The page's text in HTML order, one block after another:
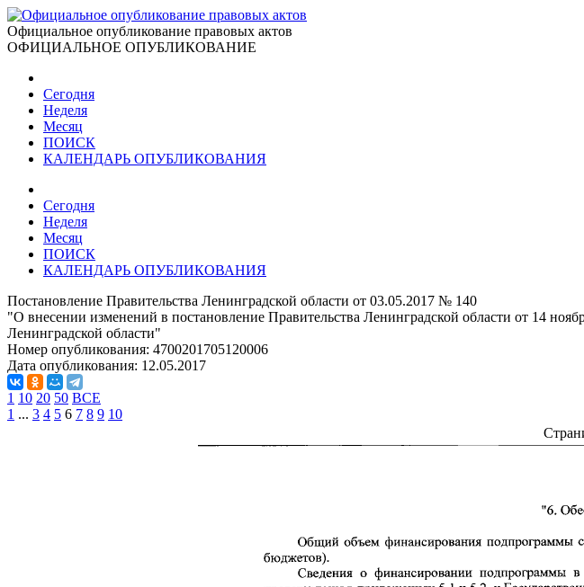
Официальное опубликование правовых актов
ОФИЦИАЛЬНОЕ ОПУБЛИКОВАНИЕ
Сегодня
Неделя
Месяц
ПОИСК
КАЛЕНДАРЬ ОПУБЛИКОВАНИЯ
Сегодня
Неделя
Месяц
ПОИСК
КАЛЕНДАРЬ ОПУБЛИКОВАНИЯ
Постановление Правительства Ленинградской области от 03.05.2017 № 140
"О внесении изменений в постановление Правительства Ленинградской области от 14
Ленинградской области"
Номер опубликования: 4700201705120006
Дата опубликования: 12.05.2017
1 10 20 50 ВСЕ
1 ... 3 4 5 6 7 8 9 10